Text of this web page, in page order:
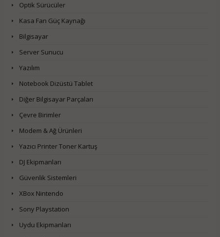
Optik Sürücüler
Kasa Fan Güç Kaynağı
Bilgisayar
Server Sunucu
Yazılım
Notebook Dizüstü Tablet
Diğer Bilgisayar Parçaları
Çevre Birimler
Modem & Ağ Ürünleri
Yazıcı Printer Toner Kartuş
DJ Ekipmanları
Güvenlik Sistemleri
XBox Nintendo
Sony Playstation
Uydu Ekipmanları